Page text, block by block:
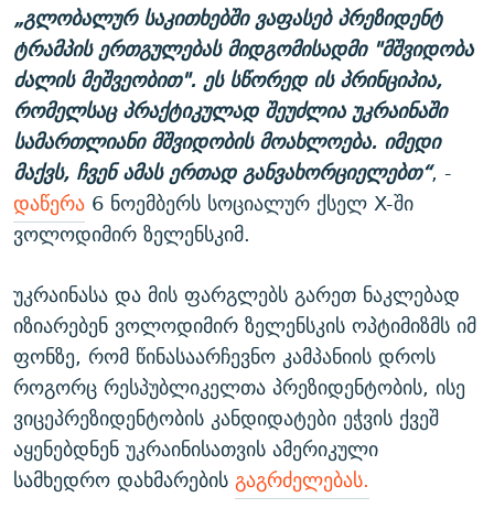
„გლობალურ საკითხებში ვაფასებ პრეზიდენტ
ტრამპის ერთგულებას მიდგომისადმი "მშვიდობა
ძალის მეშვეობით". ეს სწორედ ის პრინციპია,
რომელსაც პრაქტიკულად შეუძლია უკრაინაში
სამართლიანი მშვიდობის მოახლოება. იმედი
მაქვს, ჩვენ ამას ერთად განვახორციელებთ“, -
დაწერა 6 ნოემბერს სოციალურ ქსელ X-ში
ვოლოდიმირ ზელენსკიმ.
უკრაინასა და მის ფარგლებს გარეთ ნაკლებად
იზიარებენ ვოლოდიმირ ზელენსკის ოპტიმიზმს იმ
ფონზე, რომ წინასაარჩევნო კამპანიის დროს
როგორც რესპუბლიკელთა პრეზიდენტობის, ისე
ვიცეპრეზიდენტობის კანდიდატები ეჭვის ქვეშ
აყენებდნენ უკრაინისათვის ამერიკული
სამხედრო დახმარებისგაგრძელებას.